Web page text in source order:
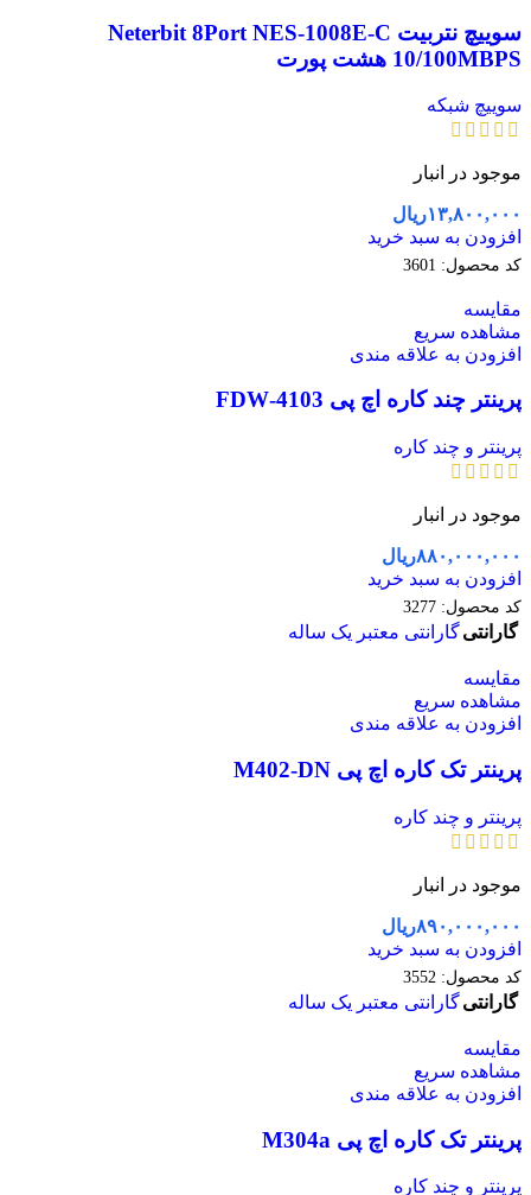
سوییچ نتربیت Neterbit 8Port NES-1008E-C
10/100MBPS هشت پورت
سوییچ شبکه
موجود در انبار
۱۳,۸۰۰,۰۰۰ریال
افزودن به سبد خرید
کد محصول: 3601
مقایسه
مشاهده سریع
افزودن به علاقه مندی
پرینتر چند کاره اچ پی 4103-FDW
پرینتر و چند کاره
موجود در انبار
۸۸۰,۰۰۰,۰۰۰ریال
افزودن به سبد خرید
کد محصول: 3277
گارانتیگارانتی معتبر یک ساله
مقایسه
مشاهده سریع
افزودن به علاقه مندی
پرینتر تک کاره اچ پی M402-DN
پرینتر و چند کاره
موجود در انبار
۸۹۰,۰۰۰,۰۰۰ریال
افزودن به سبد خرید
کد محصول: 3552
گارانتیگارانتی معتبر یک ساله
مقایسه
مشاهده سریع
افزودن به علاقه مندی
پرینتر تک کاره اچ پی M304a
پرینتر و چند کاره